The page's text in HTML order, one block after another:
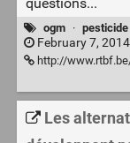
ogm · pesticide
February 7, 2014
http://www.rtbf.be/info/societe/
Les